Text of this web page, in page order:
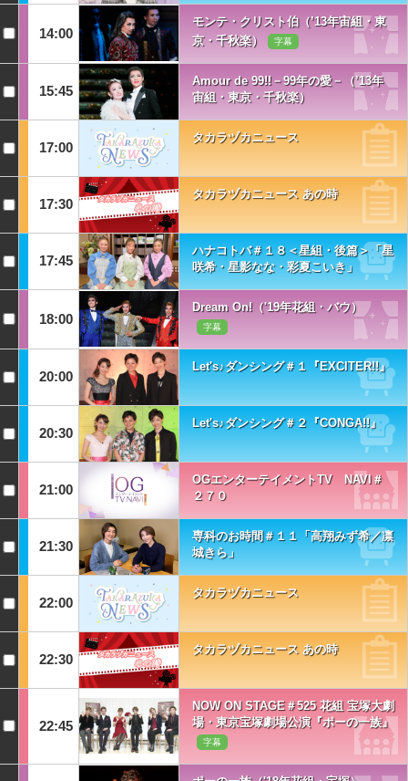
14:00
モンテ・クリスト伯（’13年宙組・東
京・千秋楽）
字幕
15:45
Amour de 99!!－99年の愛－（’13年
宙組・東京・千秋楽）
17:00
タカラヅカニュース
17:30
タカラヅカニュース あの時
17:45
ハナコトバ＃１８＜星組・後篇＞「星
咲希・星影なな・彩夏こいき」
18:00
Dream On!（'19年花組・バウ）
字幕
20:00
Let's♪ダンシング＃１『EXCITER!!』
20:30
Let's♪ダンシング＃２『CONGA!!』
21:00
OGエンターテイメントTV NAVI＃
２７０
21:30
専科のお時間＃１１「高翔みず希／凛
城きら」
22:00
タカラヅカニュース
22:30
タカラヅカニュース あの時
22:45
NOW ON STAGE＃525 花組 宝塚大劇
場・東京宝塚劇場公演『ポーの一族』
字幕